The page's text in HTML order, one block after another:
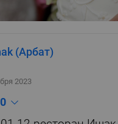
(Арбат)
2023